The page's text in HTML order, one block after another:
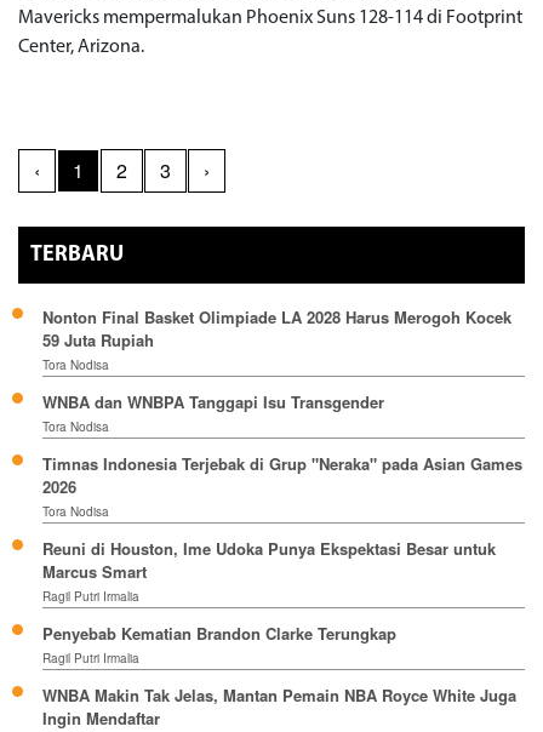
Mavericks mempermalukan Phoenix Suns 128-114 di Footprint
Center, Arizona.
‹ 1 2 3 ›
TERBARU
Nonton Final Basket Olimpiade LA 2028 Harus Merogoh Kocek
59 Juta Rupiah
Tora Nodisa
WNBA dan WNBPA Tanggapi Isu Transgender
Tora Nodisa
Timnas Indonesia Terjebak di Grup "Neraka" pada Asian Games
2026
Tora Nodisa
Reuni di Houston, Ime Udoka Punya Ekspektasi Besar untuk
Marcus Smart
Ragil Putri Irmalia
Penyebab Kematian Brandon Clarke Terungkap
Ragil Putri Irmalia
WNBA Makin Tak Jelas, Mantan Pemain NBA Royce White Juga
Ingin Mendaftar